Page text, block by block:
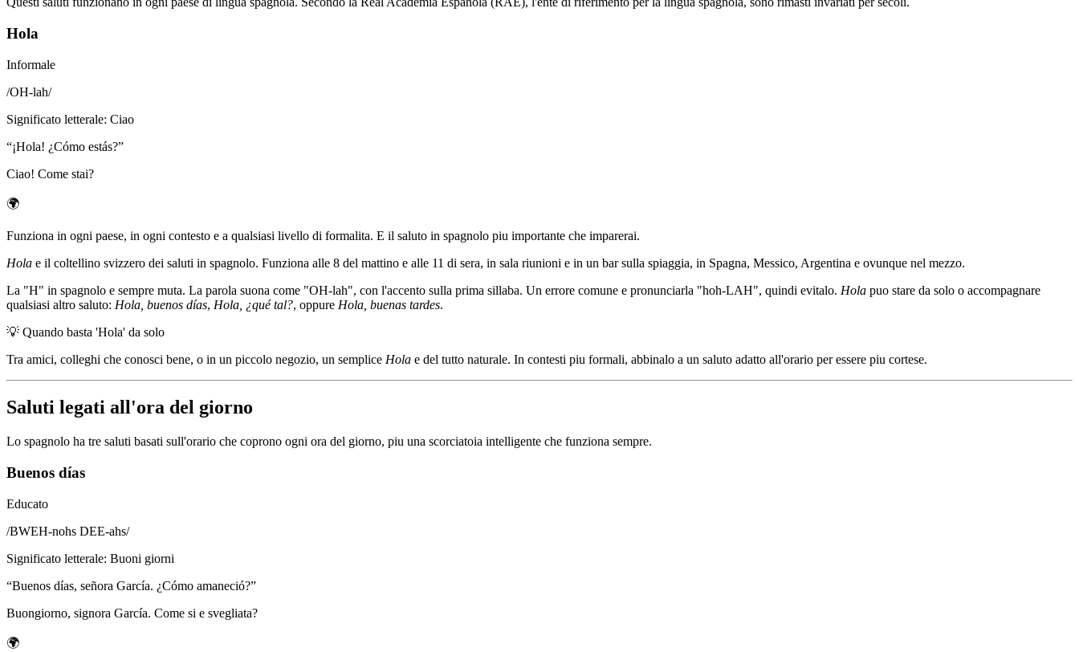
Hola
Informale
/OH-lah/
Significato letterale: Ciao
“¡Hola! ¿Cómo estás?”
Ciao! Come stai?
🌍
Funziona in ogni paese, in ogni contesto e a qualsiasi livello di formalita. E il saluto in spagnolo piu importante che imparerai.
Hola e il coltellino svizzero dei saluti in spagnolo. Funziona alle 8 del mattino e alle 11 di sera, in sala riunioni e in un bar sulla spiaggia, in Spagna, Messico, Argentina e ovunque nel mezzo.
La "H" in spagnolo e sempre muta. La parola suona come "OH-lah", con l'accento sulla prima sillaba. Un errore comune e pronunciarla "hoh-LAH", quindi evitalo. Hola puo stare da solo o accompagnare
qualsiasi altro saluto: Hola, buenos días, Hola, ¿qué tal?, oppure Hola, buenas tardes.
💡 Quando basta 'Hola' da solo
Tra amici, colleghi che conosci bene, o in un piccolo negozio, un semplice Hola e del tutto naturale. In contesti piu formali, abbinalo a un saluto adatto all'orario per essere piu cortese.
Saluti legati all'ora del giorno
Lo spagnolo ha tre saluti basati sull'orario che coprono ogni ora del giorno, piu una scorciatoia intelligente che funziona sempre.
Buenos días
Educato
/BWEH-nohs DEE-ahs/
Significato letterale: Buoni giorni
“Buenos días, señora García. ¿Cómo amaneció?”
Buongiorno, signora García. Come si e svegliata?
🌍